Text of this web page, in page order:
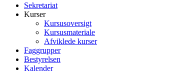
Sekretariat
Kurser
Kursusoversigt
Kursusmateriale
Afviklede kurser
Faggrupper
Bestyrelsen
Kalender